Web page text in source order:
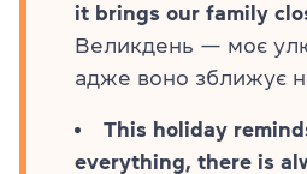
it brings our family
Великдень — моє
адже воно зближує
This holiday
everything, there is